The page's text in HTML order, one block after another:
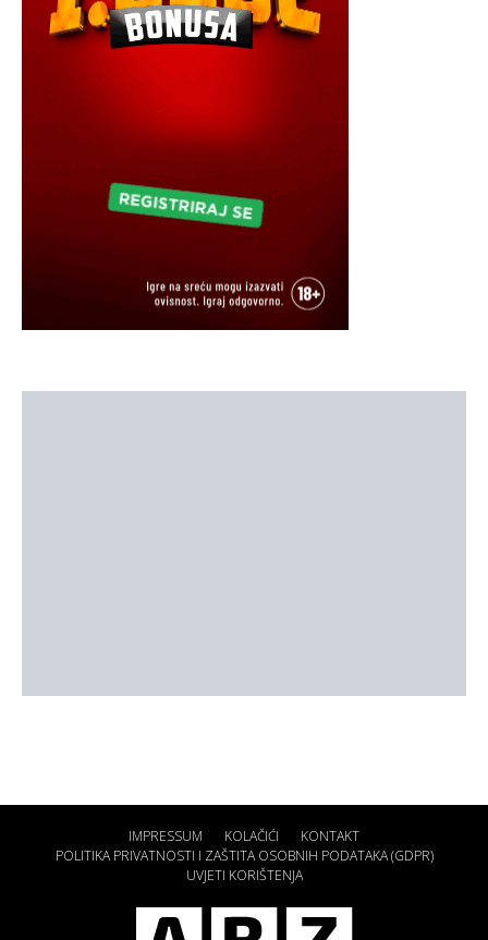
IMPRESSUM KOLAČIĆI
KONTAKT
POLITIKA PRIVATNOSTI I ZAŠTITA OSOBNIH PODATAKA (GDPR)
UVJETI KORIŠTENJA